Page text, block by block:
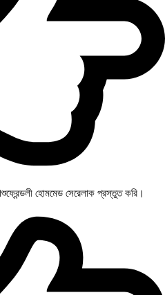
হোমমেড সেরেলাক প্রস্তুত করি।